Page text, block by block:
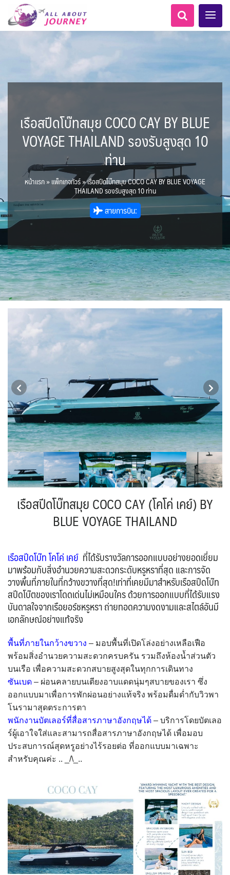
เอเชียกลาง 6 LKA ศรีลังกา 0
AFG อัฟกานิสถาน 0
LKA ศรีลังกา + BGD บังคลา
BTN ภูฏาน 2
BRN บรูไน 0
KHM กัมพูชา 0 จีน 285
HKG ฮ่องกง - มาเก๊า 10 IND อินเดีย
IDN อินโดนีเซีย 3 IRQ อิรัก 0
IRN อิหร่าน
ISR อิสราเอล 0 JPN ญี่ปุ่น 78
JOR จอร์แดน 4 KAZ คาซัคสถาน 19
KORS เกาหลีใต้ 2 KGZ คีร์กีซสถาน 4
LAO ลาว 0 LBN เลบานอน 0
MYS มาเลเซีย MDV มัลดีฟส์ 0
MNG มองโกเลีย MMR เมียนมาร์
NPL เนปาล
PAK ปากีสถาน 8
PHL ฟิลิปปินส์ 1 SAU ซาอุดิอาระเบีย
SGP สิงคโปร์
SYR ซีเรีย 0 TWN ไต้หวัน 10
TJK ทาจิกิสถาน 1 TKM เติร์กเมนิสถาน 1
ARE ดูไบ, UAE 0 UZB อุซเบกิสถาน 4
VNM เวียดนาม 36 ตะวันออกกลาง 0
YEM เยเมน 0 จอร์แดน - อียิปต์ 4
แอลเบเนีย - Albania 0 Balkan บอลข่าน 1
สวิตเซอร์แลนด์ เยอรมนี
MNE มอนเตเนโกร 1 ล่าแสงเหนือ-ใต้ 11
Baltic บอลติก 4 ยุโรปตะวันออก 12
ยุโรปราคาถูก
ออสเตรีย - Austria 3 AZE อาเซอร์ไบจาน
BIH บอสเนีย & เฮอร์เซโกวีนา
1
BEL เบลเยี่ยม 0 HRV โครเอเชีย 3
CYP ไซปรัส 0 DNK เดนมาร์ก 2
CZE เช็ก 0 FIN ฟินแลนด์ 3
FRO หมู่เกาะแฟโร 2 FRA ฝรั่งเศส
GEO จอร์เจีย DEU เยอรมนี 3
GRL กรีนแลนด์
ITA อิตาลี 9
MDA มอลโดวา 0 MLT มอลต้า
NLD เนเธอร์แลนด์ 0 NOR นอร์เวย์ 3
POL โปแลนด์ 3 PRT โปรตุเกส 3
RUS รัสเซีย 3 สแกนดิเนเวีย 7
SVN สโลวิเนีย 2
ESP สเปน 4 CHE สวิตเซอร์แลนด์ 8
TUR ตุรเคีย 12 UKR ยูเครน 0
UK อังกฤษ+สหราชอาณาจักร
9
เบลเยี่ยม เนเธอร์แลนด์ ลักเซม บัลแกเรีย โรมาเนีย
อิตาลี สวิส ฝรั่งเศส 4 สเปน โปรตุเกส
อเมริกาใต้ 8 อเมริกากลาง 1
ARG อาร์เจนตินา 3
CAN แคนาดา
CHL ชิลี 3 ECU เอกวาดอร์
PER เปรู USA สหรัฐอเมริกา 6
บราซิล เปรู
เม็กซิโก คิวบา 1 อเมริกา แคนาดา
ทัวร์ ล่องเรือสำราญอลาสก้า ทัวร์ ล่องเรือสำราญยุโรป 5
ทัวร์ ล่องเรือสำราญอเมริกา
1
ทัวร์ ล่องเรือสำราญเอเชีย 0
ทัวร์ ล่องเรือสำราญประเท
ศอื่นๆ
3
แทนซาเนีย - Tanzania 2 ไมโครนีเซีย - Micronesia
เคนย่า - Kenya
โมร็อคโค - Morocco นิวซีแลนด์ - New Zealand
11
นามิเบีย - Namibia 1 ขั้วโลกเหนือ 1
ตูนีเซีย - Tunisia เกาะโบราโบร่า - Bora Bora
0
แอฟริกาใต้ - South Africa
3
แอลจีเรีย - Algeria 0 ออสเตรเลีย - Australia 18
ทัวร์ อันซีน ประเทศแปลก 30 ลิเบีย - Libya 1
บราซิล - Brazil 0
อียิปต์ - Egypt 11 เอธิโอเปีย - Ethiopia 0
เรือรอบกลางวัน กทม. 2 ล่องเรือดินเนอร์ วันวาเลนไทน์
22
ล่องเรือดินเนอร์วันลอยกระทง ล่องเรือดินเนอร์วันปีใหม่
ล่องเรือดินเนอร์แม่น้ำ
เจ้าพระยา
ล่องเรือโปรแกรมอยุธยา 9
ล่องเรือ รอบ Sunset 14
ล่องเรือเหมาลำ / เหมาชั้น /
อยอร์ช / Speed Boat ส่วนตัวทั่ว
255
เรือยอร์ช / Speed Boat ฯลฯ
72
ตั๋วเรือ Hop-on Hop-off 0 ตั๋วสวนสนุก 0
บุฟเฟต์โรงแรม/ร้านอาหาร 2 บุฟเฟต์ใบหยก
ไทยบัสฟู้ดทัวร์
โปรแกรมทัวร์ทั่วไทย 0 แต่งชุดไทยถ่ายรูปวัดอรุณฯ
1
พิเศษ! ล่องเรือเทศกาลชมพลุ
ยา
ห้องพักราคาพิเศษ 3
ข่าวที่น่าสนใจ
ความรู้ทั่วไป
สถานที่ท่องเที่ยว
เรือสปีดโบ๊ทสมุย COCO CAY BY BLUE
VOYAGE THAILAND รองรับสูงสุด 10
ท่าน
หน้าแรก»แพ็กเกจทัวร์»เรือสปีดโบ๊ทสมุย COCO CAY BY BLUE VOYAGE
THAILAND รองรับสูงสุด 10 ท่าน
สายการบิน:
เรือสปีดโบ๊ทสมุย COCO CAY (โคโค่ เคย์) BY
BLUE VOYAGE THAILAND
เรือสปีดโบ๊ท โคโค่ เคย์ ที่ได้รับรางวัลการออกแบบอย่างยอดเยี่ยม
มาพร้อมกับสิ่งอำนวยความสะดวกระดับหรูหราที่สุด และการจัด
วางพื้นที่ภายในที่กว้างขวางที่สุด!เท่าที่เคยมีมาสำหรับเรือสปีดโบ๊ท
สปีดโบ๊ตของเราโดดเด่นไม่เหมือนใคร ด้วยการออกแบบที่ได้รับแรง
บันดาลใจจากเรือยอร์ชหรูหรา ถ่ายทอดความงดงามและสไตล์อันมี
เอกลักษณ์อย่างแท้จริง
พื้นที่ภายในกว้างขวาง – มอบพื้นที่เปิดโล่งอย่างเหลือเฟือ
พร้อมสิ่งอำนวยความสะดวกครบครัน รวมถึงห้องน้ำส่วนตัว
บนเรือ เพื่อความสะดวกสบายสูงสุดในทุกการเดินทาง
ซันเบด – ผ่อนคลายบนเตียงอาบแดดนุ่มๆสบายของเรา ซึ่ง
ออกแบบมาเพื่อการพักผ่อนอย่างแท้จริง พร้อมดื่มด่ำกับวิวพา
โนรามาสุดตระการตา
พนักงานบัตเลอร์ที่สื่อสารภาษาอังกฤษได้ – บริการโดยบัตเลอ
ร์ผู้เอาใจใส่และสามารถสื่อสารภาษาอังกฤษได้ เพื่อมอบ
ประสบการณ์สุดหรูอย่างไร้รอยต่อ ที่ออกแบบมาเฉพาะ
สำหรับคุณค่ะ .. _/\_..